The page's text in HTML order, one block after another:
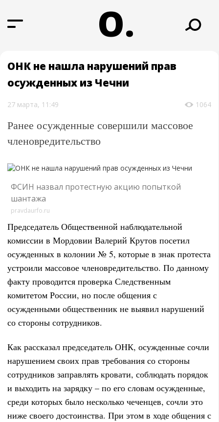
О.
ОНК не нашла нарушений прав
осужденных из Чечни
27 марта, 11:49 1064
Ранее осужденные совершили массовое
членовредительство
ФСИН назвал протестную акцию попыткой
шантажа
pravdaurfo.ru
Председатель Общественной наблюдательной
комиссии в Мордовии Валерий Крутов посетил
осужденных в колонии № 5, которые в знак протеста
устроили массовое членовредительство. По данному
факту проводится проверка Следственным
комитетом России, но после общения с
осужденными общественник не выявил нарушений
со стороны сотрудников.
Как рассказал председатель ОНК, осужденные сочли
нарушением своих прав требования со стороны
сотрудников заправлять кровати, соблюдать порядок
и выходить на зарядку – по его словам осужденные,
среди которых было несколько чеченцев, сочли это
ниже своего достоинства. При этом в ходе общения с